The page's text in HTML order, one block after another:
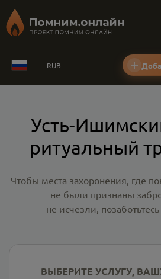
RUB
Усть-
ритуальный
Чтобы места захоронения, где
не были признаны
не исчезли,
ВЫБЕРИТЕ УСЛУГУ,